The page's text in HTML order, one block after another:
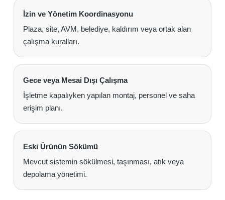
İzin ve Yönetim Koordinasyonu
Plaza, site, AVM, belediye, kaldırım veya ortak alan
çalışma kuralları.
Gece veya Mesai Dışı Çalışma
İşletme kapalıyken yapılan montaj, personel ve saha
erişim planı.
Eski Ürünün Sökümü
Mevcut sistemin sökülmesi, taşınması, atık veya
depolama yönetimi.